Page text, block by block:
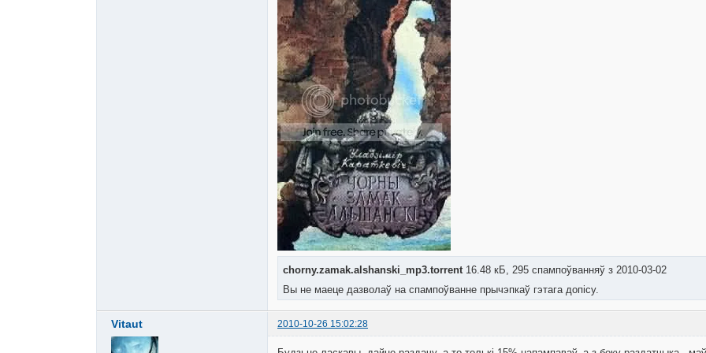
chorny.zamak.alshanski_mp3.torrent16.48 кБ, 295 спампоўванняў з 2010-03-02
Вы не маеце дазволаў на спампоўванне прычэпкаў гэтага допісу.
Vitaut 2010-10-26 15:02:28